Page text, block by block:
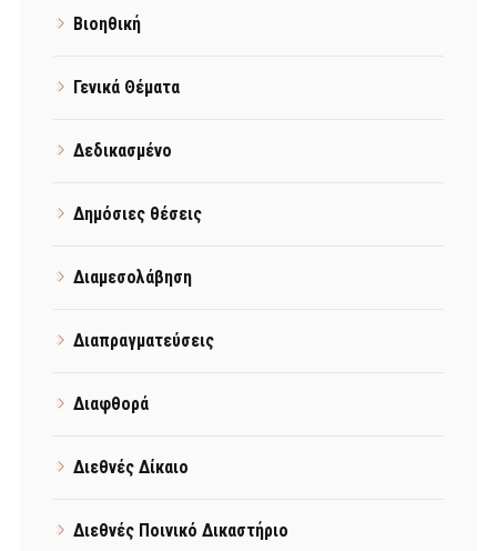
Βιοηθική
Γενικά Θέματα
Δεδικασμένο
Δημόσιες θέσεις
Διαμεσολάβηση
Διαπραγματεύσεις
Διαφθορά
Διεθνές Δίκαιο
Διεθνές Ποινικό Δικαστήριο